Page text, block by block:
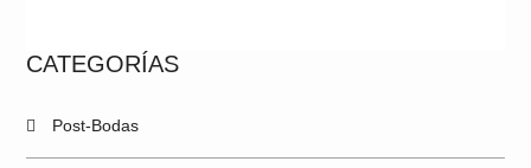
CATEGORÍAS
Post-Bodas